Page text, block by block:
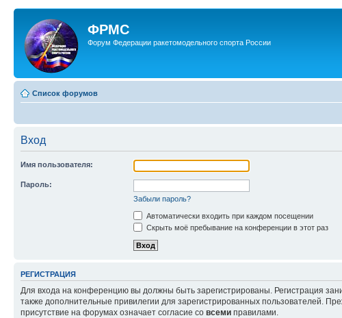
ФРМС
Форум Федерации ракетомодельного спорта России
Список форумов
Вход
Имя пользователя:
Пароль:
Забыли пароль?
Автоматически входить при каждом посещении
Скрыть моё пребывание на конференции в этот раз
РЕГИСТРАЦИЯ
Для входа на конференцию вы должны быть зарегистрированы. Регистрация
также дополнительные привилегии для зарегистрированных пользователей.
присутствие на форумах означает согласие со всеми правилами.